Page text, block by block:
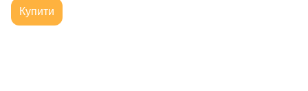
Купити